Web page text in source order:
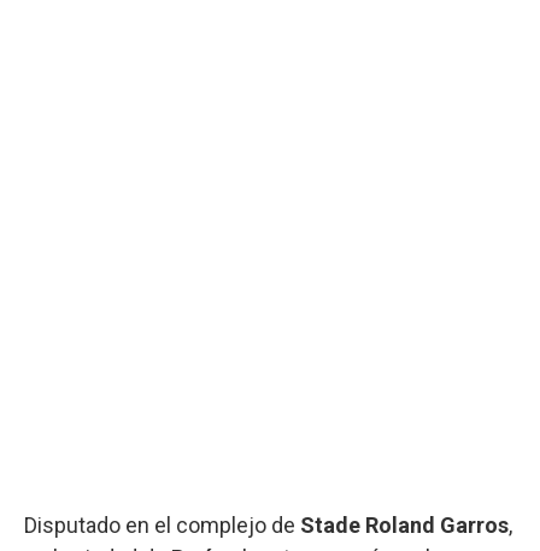
Disputado en el complejo de Stade Roland Garros,